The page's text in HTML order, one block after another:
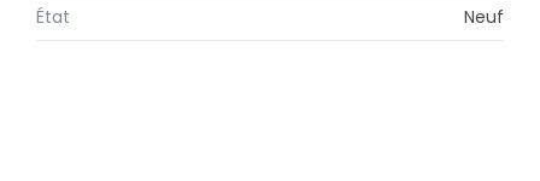
État
Neuf